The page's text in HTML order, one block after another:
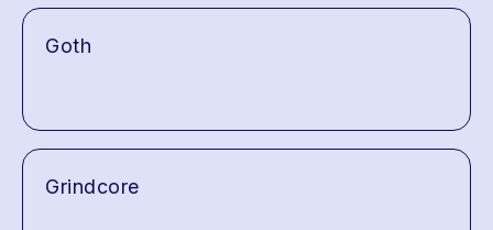
Goth
Grindcore